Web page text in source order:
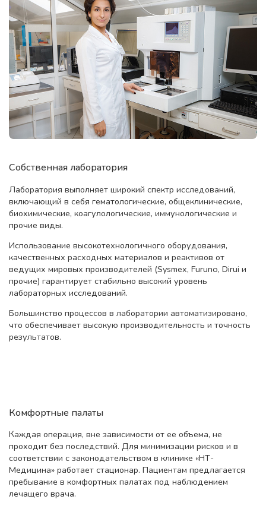
Собственная лаборатория
Лаборатория выполняет широкий спектр исследований,
включающий в себя гематологические, общеклинические,
биохимические, коагулологические, иммунологические и
прочие виды.
Использование высокотехнологичного оборудования,
качественных расходных материалов и реактивов от
ведущих мировых производителей (Sysmex, Furuno, Dirui и
прочие) гарантирует стабильно высокий уровень
лабораторных исследований.
Большинство процессов в лаборатории автоматизировано,
что обеспечивает высокую производительность и точность
результатов.
Комфортные палаты
Каждая операция, вне зависимости от ее объема, не
проходит без последствий. Для минимизации рисков и в
соответствии с законодательством в клинике «НТ-
Медицина» работает стационар. Пациентам предлагается
пребывание в комфортных палатах под наблюдением
лечащего врача.